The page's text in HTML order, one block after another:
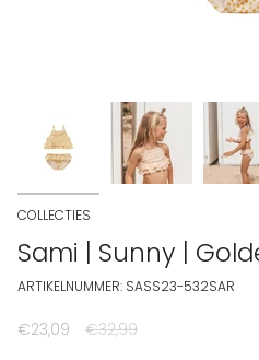
COLLECTIES
Sami | Sunny |
ARTIKELNUMMER: SASS23-532SAR
€23,09 Normale prijs
€32,99